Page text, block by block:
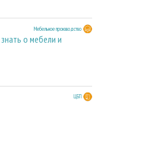
Мебельное производство
о мебели и
ЦБП